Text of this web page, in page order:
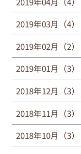
2019年03月（4）
2019年02月（2）
2019年01月（3）
2018年12月（3）
2018年11月（3）
2018年10月（3）